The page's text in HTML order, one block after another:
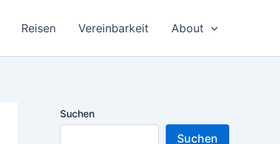
Reisen Vereinbarkeit About
Suchen
Suchen